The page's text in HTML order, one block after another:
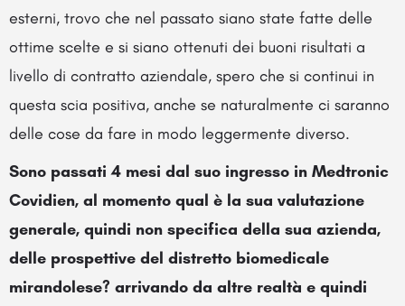
esterni, trovo che nel passato siano state fatte delle
ottime scelte e si siano ottenuti dei buoni risultati a
livello di contratto aziendale, spero che si continui in
questa scia positiva, anche se naturalmente ci saranno
delle cose da fare in modo leggermente diverso.
Sono passati 4 mesi dal suo ingresso in Medtronic
Covidien, al momento qual è la sua valutazione
generale, quindi non specifica della sua azienda,
delle prospettive del distretto biomedicale
mirandolese? arrivando da altre realtà e quindi